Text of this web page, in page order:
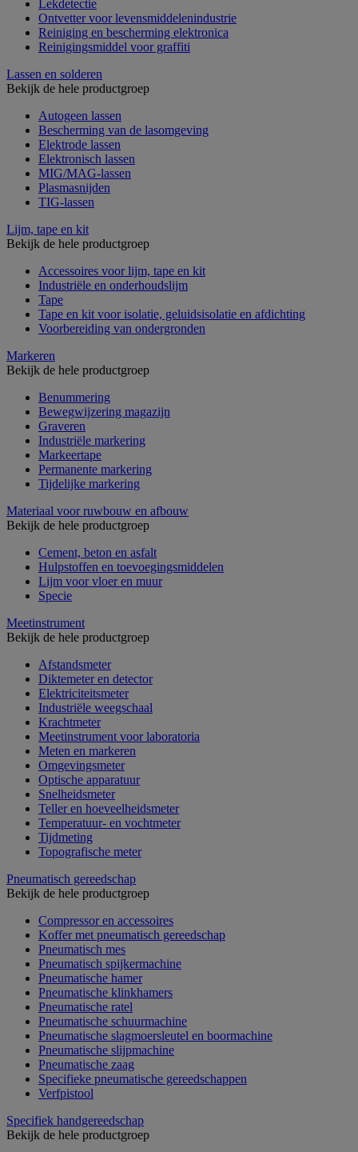
Lekdetectie
Ontvetter voor levensmiddelenindustrie
Reiniging en bescherming elektronica
Reinigingsmiddel voor graffiti
Lassen en solderen
Bekijk de hele productgroep
Autogeen lassen
Bescherming van de lasomgeving
Elektrode lassen
Elektronisch lassen
MIG/MAG-lassen
Plasmasnijden
TIG-lassen
Lijm, tape en kit
Bekijk de hele productgroep
Accessoires voor lijm, tape en kit
Industriële en onderhoudslijm
Tape
Tape en kit voor isolatie, geluidsisolatie en afdichting
Voorbereiding van ondergronden
Markeren
Bekijk de hele productgroep
Benummering
Bewegwijzering magazijn
Graveren
Industriële markering
Markeertape
Permanente markering
Tijdelijke markering
Materiaal voor ruwbouw en afbouw
Bekijk de hele productgroep
Cement, beton en asfalt
Hulpstoffen en toevoegingsmiddelen
Lijm voor vloer en muur
Specie
Meetinstrument
Bekijk de hele productgroep
Afstandsmeter
Diktemeter en detector
Elektriciteitsmeter
Industriële weegschaal
Krachtmeter
Meetinstrument voor laboratoria
Meten en markeren
Omgevingsmeter
Optische apparatuur
Snelheidsmeter
Teller en hoeveelheidsmeter
Temperatuur- en vochtmeter
Tijdmeting
Topografische meter
Pneumatisch gereedschap
Bekijk de hele productgroep
Compressor en accessoires
Koffer met pneumatisch gereedschap
Pneumatisch mes
Pneumatisch spijkermachine
Pneumatische hamer
Pneumatische klinkhamers
Pneumatische ratel
Pneumatische schuurmachine
Pneumatische slagmoersleutel en boormachine
Pneumatische slijpmachine
Pneumatische zaag
Specifieke pneumatische gereedschappen
Verfpistool
Specifiek handgereedschap
Bekijk de hele productgroep